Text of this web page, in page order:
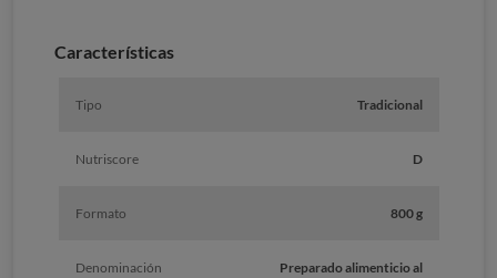
Características
Tipo Tradicional
Nutriscore D
Formato 800 g
Denominación
Preparado alimenticio al